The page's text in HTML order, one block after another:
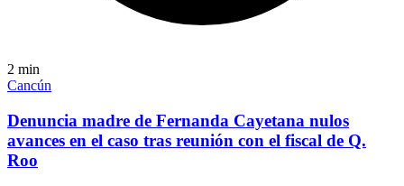
2 min
Cancún
Denuncia madre de Fernanda Cayetana nulos
avances en el caso tras reunión con el fiscal de Q.
Roo